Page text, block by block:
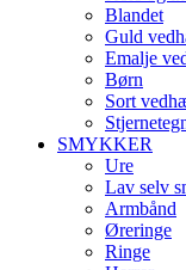
Blandet
Guld
Emalje
Børn
Sort
SMYKKER
Ure
Lav selv
Armbånd
Øreringe
Ringe